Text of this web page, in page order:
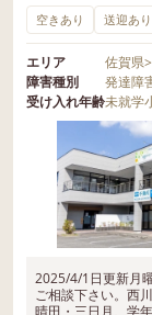
空きあり 送迎あり
エリア 佐賀県>
障害種別
発達障
受け入れ年齢未就学
2025/4/1日更新月
ご相談下さい。西
晴田・三日月、学